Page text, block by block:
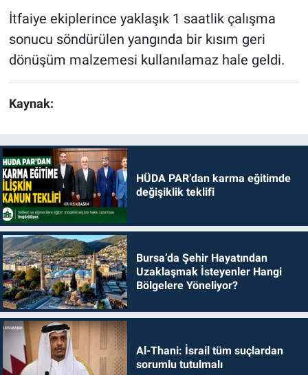
İtfaiye ekiplerince yaklaşık 1 saatlik çalışma
sonucu söndürülen yangında bir kısım geri
dönüşüm malzemesi kullanılamaz hale geldi.
Kaynak:
HÜDA PAR’dan karma eğitimde
değişiklik teklifi
Bursa’da Şehir Hayatından
Uzaklaşmak İsteyenler Hangi
Bölgelere Yöneliyor?
Al-Thani: İsrail tüm suçlardan
sorumlu tutulmalı